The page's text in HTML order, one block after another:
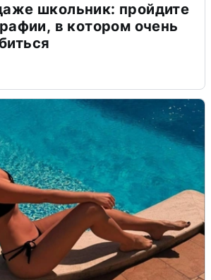
школьник: пройдите
в котором очень